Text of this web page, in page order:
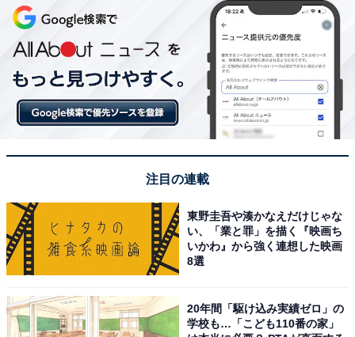
「こまき楽の湯」は天然温泉やユニークなサウナ
が楽しめる施設
注目の連載
東野圭吾や湊かなえだけじゃな
い、「業と罪」を描く『映画ち
いかわ』から強く連想した映画
8選
20年間「駆け込み実績ゼロ」の
学校も…「こども110番の家」